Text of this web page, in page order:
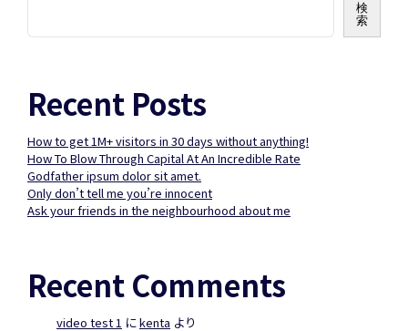
検
索
Recent Posts
How to get 1M+ visitors in 30 days without anything!
How To Blow Through Capital At An Incredible Rate
Godfather ipsum dolor sit amet.
Only don’t tell me you’re innocent
Ask your friends in the neighbourhood about me
Recent Comments
video test 1 にkenta より